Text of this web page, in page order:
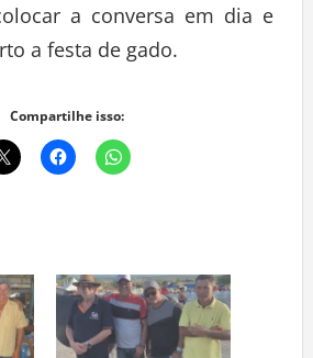
a conversa em dia e
a festa de gado.
Compartilhe isso: